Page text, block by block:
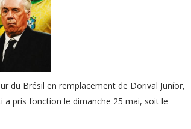
du Brésil en remplacement de Dorival Juníor,
a pris fonction le dimanche 25 mai, soit le